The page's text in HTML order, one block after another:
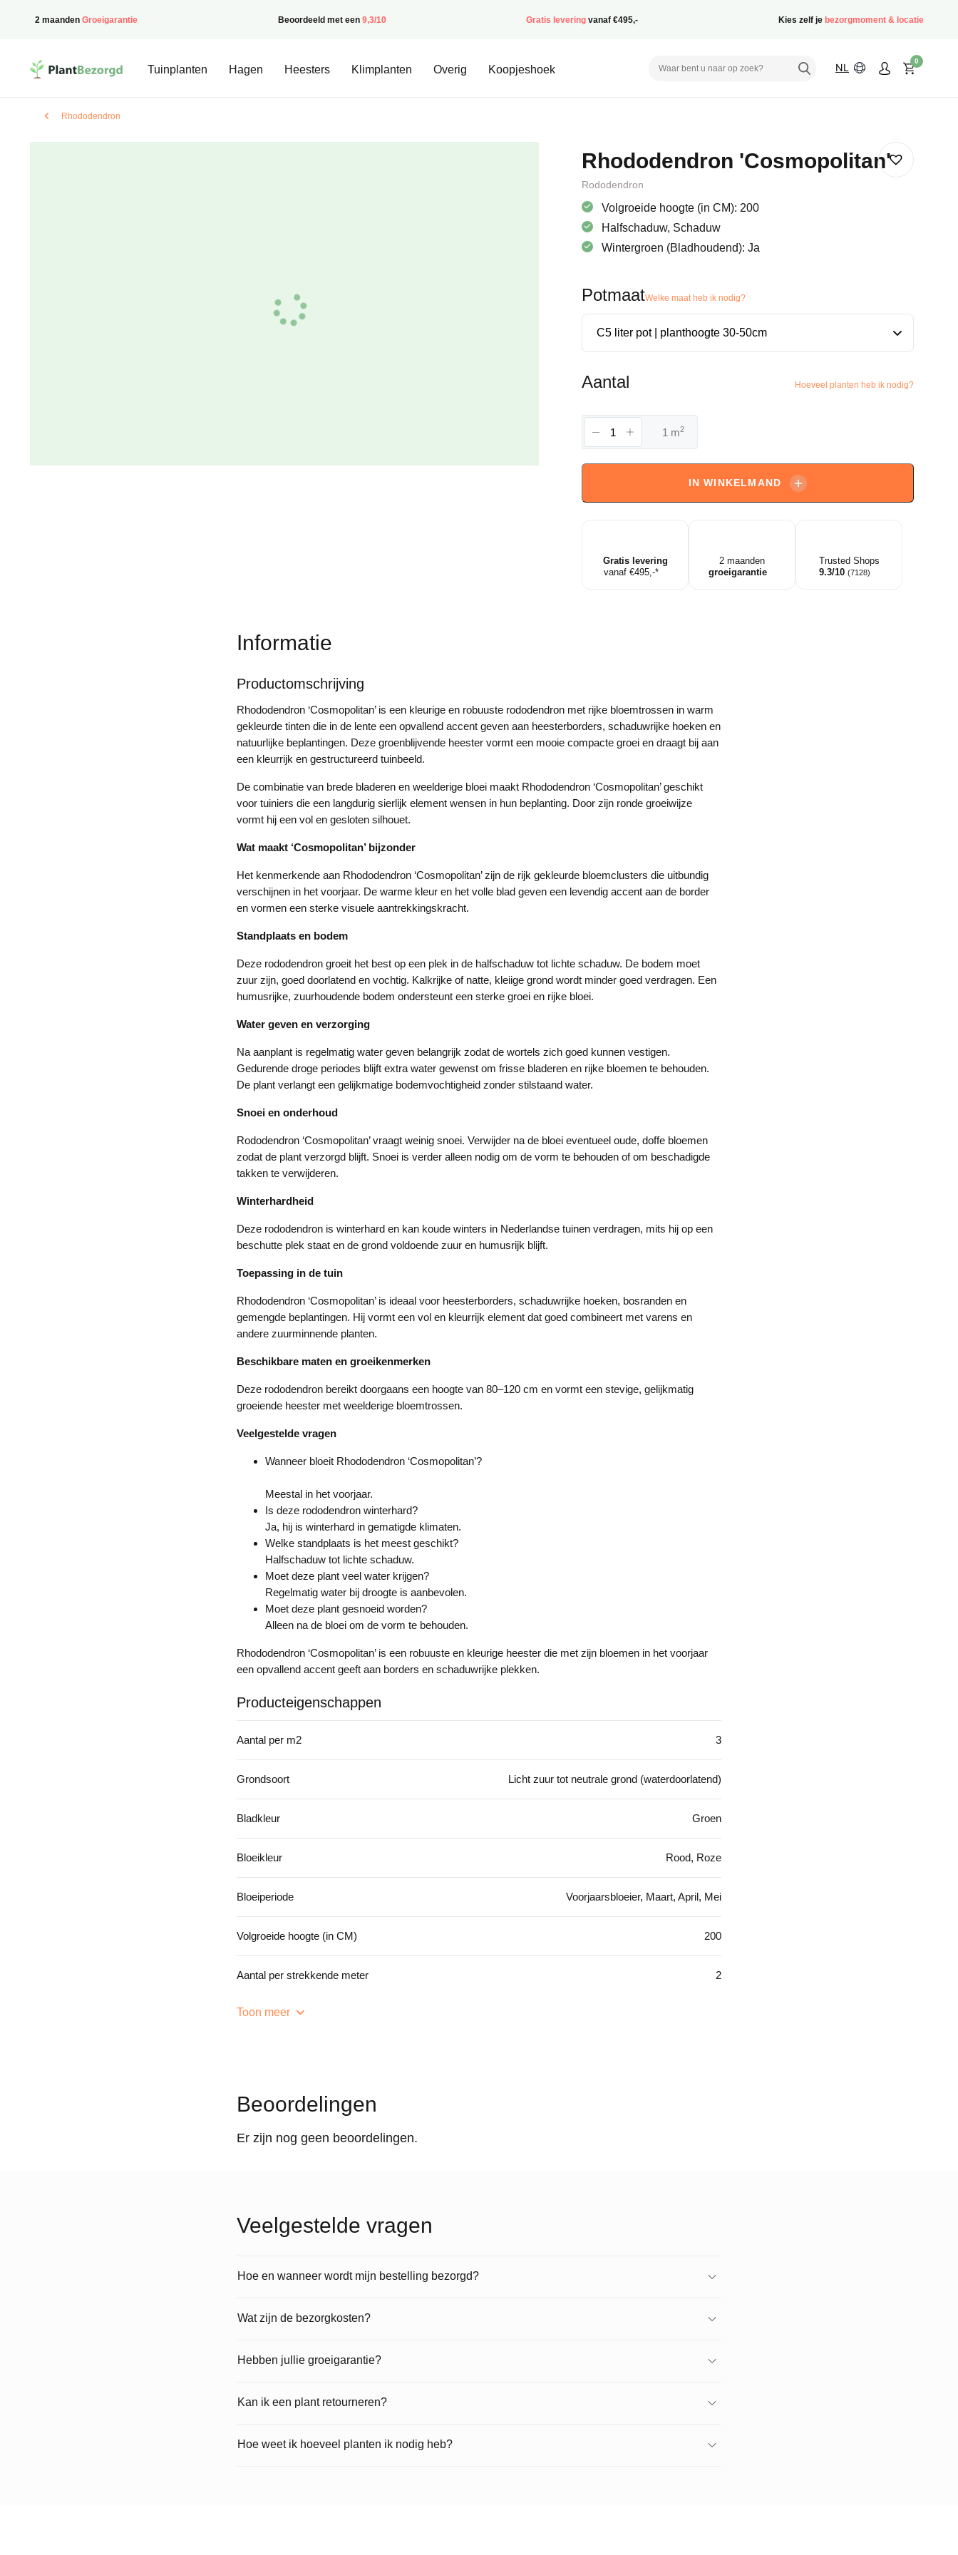
2 maanden Groeigarantie Beoordeeld met een 9,3/10 Gratis levering vanaf €495,- Kies zelf je bezorgmoment & locatie
PlantBezorgd
Tuinplanten Hagen Heesters Klimplanten Overig Koopjeshoek NL
0
Rhododendron
Rhododendron 'Cosmopolitan'
Rododendron
Volgroeide hoogte (in CM): 200
Halfschaduw, Schaduw
Wintergroen (Bladhoudend): Ja
PotmaatWelke maat heb ik nodig?
Aantal Hoeveel planten heb ik nodig?
Rhododendron
'Cosmopolitan'
Rododendron
m2
IN WINKELMAND
Gratis levering
vanaf €495,-*
2 maanden
groeigarantie
Trusted Shops
9.3/10 (7128)
Informatie
Productomschrijving
Rhododendron ‘Cosmopolitan’ is een kleurige en robuuste rododendron met rijke bloemtrossen in warm
gekleurde tinten die in de lente een opvallend accent geven aan heesterborders, schaduwrijke hoeken en
natuurlijke beplantingen. Deze groenblijvende heester vormt een mooie compacte groei en draagt bij aan
een kleurrijk en gestructureerd tuinbeeld.
De combinatie van brede bladeren en weelderige bloei maakt Rhododendron ‘Cosmopolitan’ geschikt
voor tuiniers die een langdurig sierlijk element wensen in hun beplanting. Door zijn ronde groeiwijze
vormt hij een vol en gesloten silhouet.
Wat maakt ‘Cosmopolitan’ bijzonder
Het kenmerkende aan Rhododendron ‘Cosmopolitan’ zijn de rijk gekleurde bloemclusters die uitbundig
verschijnen in het voorjaar. De warme kleur en het volle blad geven een levendig accent aan de border
en vormen een sterke visuele aantrekkingskracht.
Standplaats en bodem
Deze rododendron groeit het best op een plek in de halfschaduw tot lichte schaduw. De bodem moet
zuur zijn, goed doorlatend en vochtig. Kalkrijke of natte, kleiige grond wordt minder goed verdragen. Een
humusrijke, zuurhoudende bodem ondersteunt een sterke groei en rijke bloei.
Water geven en verzorging
Na aanplant is regelmatig water geven belangrijk zodat de wortels zich goed kunnen vestigen.
Gedurende droge periodes blijft extra water gewenst om frisse bladeren en rijke bloemen te behouden.
De plant verlangt een gelijkmatige bodemvochtigheid zonder stilstaand water.
Snoei en onderhoud
Rododendron ‘Cosmopolitan’ vraagt weinig snoei. Verwijder na de bloei eventueel oude, doffe bloemen
zodat de plant verzorgd blijft. Snoei is verder alleen nodig om de vorm te behouden of om beschadigde
takken te verwijderen.
Winterhardheid
Deze rododendron is winterhard en kan koude winters in Nederlandse tuinen verdragen, mits hij op een
beschutte plek staat en de grond voldoende zuur en humusrijk blijft.
Toepassing in de tuin
Rhododendron ‘Cosmopolitan’ is ideaal voor heesterborders, schaduwrijke hoeken, bosranden en
gemengde beplantingen. Hij vormt een vol en kleurrijk element dat goed combineert met varens en
andere zuurminnende planten.
Beschikbare maten en groeikenmerken
Deze rododendron bereikt doorgaans een hoogte van 80–120 cm en vormt een stevige, gelijkmatig
groeiende heester met weelderige bloemtrossen.
Veelgestelde vragen
Wanneer bloeit Rhododendron ‘Cosmopolitan’?
Meestal in het voorjaar.
Is deze rododendron winterhard?
Ja, hij is winterhard in gematigde klimaten.
Welke standplaats is het meest geschikt?
Halfschaduw tot lichte schaduw.
Moet deze plant veel water krijgen?
Regelmatig water bij droogte is aanbevolen.
Moet deze plant gesnoeid worden?
Alleen na de bloei om de vorm te behouden.
Rhododendron ‘Cosmopolitan’ is een robuuste en kleurige heester die met zijn bloemen in het voorjaar
een opvallend accent geeft aan borders en schaduwrijke plekken.
Producteigenschappen
Aantal per m2 3
Grondsoort Licht zuur tot neutrale grond (waterdoorlatend)
Bladkleur Groen
Bloeikleur Rood, Roze
Bloeiperiode Voorjaarsbloeier, Maart, April, Mei
Volgroeide hoogte (in CM) 200
Aantal per strekkende meter 2
Toon meer
Beoordelingen
Er zijn nog geen beoordelingen.
Veelgestelde vragen
Hoe en wanneer wordt mijn bestelling bezorgd?
Wat zijn de bezorgkosten?
Hebben jullie groeigarantie?
Kan ik een plant retourneren?
Hoe weet ik hoeveel planten ik nodig heb?